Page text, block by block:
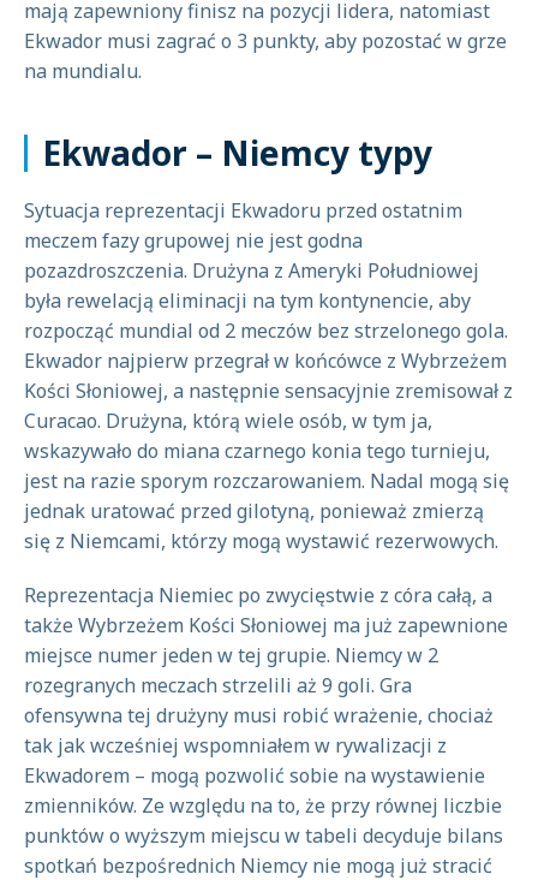
mają zapewniony finisz na pozycji lidera, natomiast
Ekwador musi zagrać o 3 punkty, aby pozostać w grze
na mundialu.
Ekwador – Niemcy typy
Sytuacja reprezentacji Ekwadoru przed ostatnim
meczem fazy grupowej nie jest godna
pozazdroszczenia. Drużyna z Ameryki Południowej
była rewelacją eliminacji na tym kontynencie, aby
rozpocząć mundial od 2 meczów bez strzelonego gola.
Ekwador najpierw przegrał w końcówce z Wybrzeżem
Kości Słoniowej, a następnie sensacyjnie zremisował z
Curacao. Drużyna, którą wiele osób, w tym ja,
wskazywało do miana czarnego konia tego turnieju,
jest na razie sporym rozczarowaniem. Nadal mogą się
jednak uratować przed gilotyną, ponieważ zmierzą
się z Niemcami, którzy mogą wystawić rezerwowych.
Reprezentacja Niemiec po zwycięstwie z córa całą, a
także Wybrzeżem Kości Słoniowej ma już zapewnione
miejsce numer jeden w tej grupie. Niemcy w 2
rozegranych meczach strzelili aż 9 goli. Gra
ofensywna tej drużyny musi robić wrażenie, chociaż
tak jak wcześniej wspomniałem w rywalizacji z
Ekwadorem – mogą pozwolić sobie na wystawienie
zmienników. Ze względu na to, że przy równej liczbie
punktów o wyższym miejscu w tabeli decyduje bilans
spotkań bezpośrednich Niemcy nie mogą już stracić